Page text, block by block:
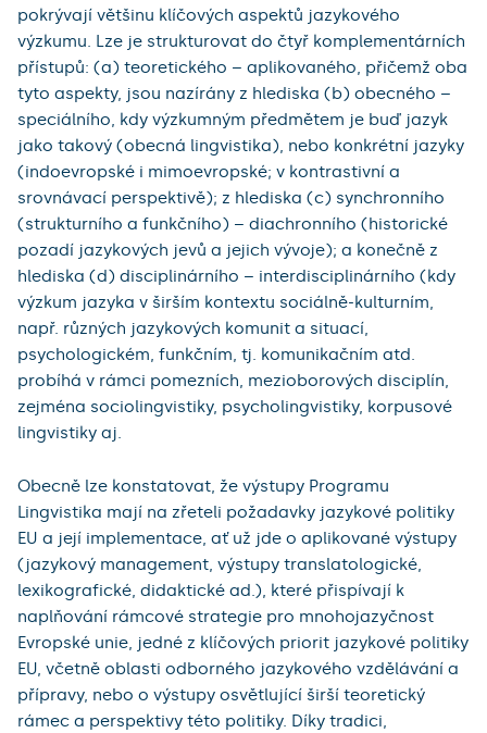
pokrývají většinu klíčových aspektů jazykového
výzkumu. Lze je strukturovat do čtyř komplementárních
přístupů: (a) teoretického – aplikovaného, přičemž oba
tyto aspekty, jsou nazírány z hlediska (b) obecného –
speciálního, kdy výzkumným předmětem je buď jazyk
jako takový (obecná lingvistika), nebo konkrétní jazyky
(indoevropské i mimoevropské; v kontrastivní a
srovnávací perspektivě); z hlediska (c) synchronního
(strukturního a funkčního) – diachronního (historické
pozadí jazykových jevů a jejich vývoje); a konečně z
hlediska (d) disciplinárního – interdisciplinárního (kdy
výzkum jazyka v širším kontextu sociálně-kulturním,
např. různých jazykových komunit a situací,
psychologickém, funkčním, tj. komunikačním atd.
probíhá v rámci pomezních, mezioborových disciplín,
zejména sociolingvistiky, psycholingvistiky, korpusové
lingvistiky aj.
Obecně lze konstatovat, že výstupy Programu
Lingvistika mají na zřeteli požadavky jazykové politiky
EU a její implementace, ať už jde o aplikované výstupy
(jazykový management, výstupy translatologické,
lexikografické, didaktické ad.), které přispívají k
naplňování rámcové strategie pro mnohojazyčnost
Evropské unie, jedné z klíčových priorit jazykové politiky
EU, včetně oblasti odborného jazykového vzdělávání a
přípravy, nebo o výstupy osvětlující širší teoretický
rámec a perspektivy této politiky. Díky tradici,